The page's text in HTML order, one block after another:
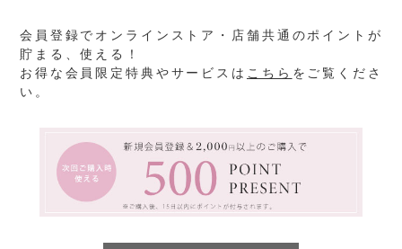
会員登録でオンラインストア・店舗共通のポイントが
貯まる、使える！
お得な会員限定特典やサービスは こちら をご覧くださ
い。